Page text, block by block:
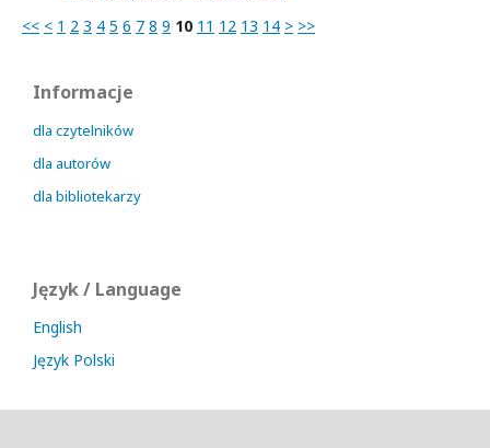
<< < 1 2 3 4 5 6 7 8 9 10 11 12 13 14 > >>
Informacje
dla czytelników
dla autorów
dla bibliotekarzy
Język / Language
English
Język Polski